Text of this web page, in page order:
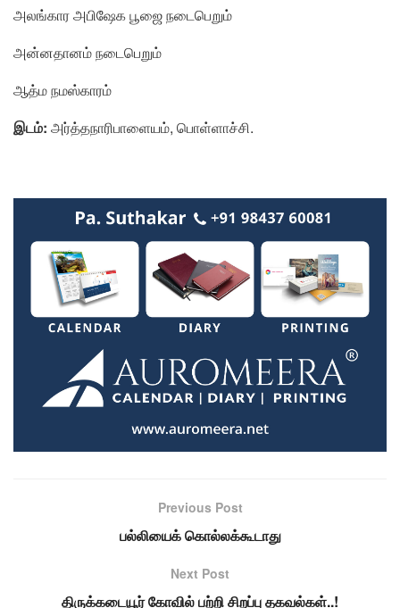
அலங்கார அபிஷேக பூஜை நடைபெறும்
அன்னதானம் நடைபெறும்
ஆத்ம நமஸ்காரம்
இடம்: அர்த்தநாரிபாளையம், பொள்ளாச்சி.
Previous Post
பல்லியைக் கொல்லக்கூடாது
Next Post
திருக்கடையூர் கோவில் பற்றி சிறப்பு தகவல்கள்..!